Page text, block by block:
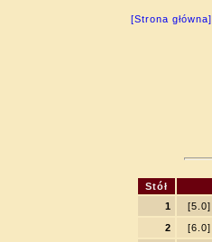
[Strona główna]
Stół
1
[5.0]
2
[6.0]